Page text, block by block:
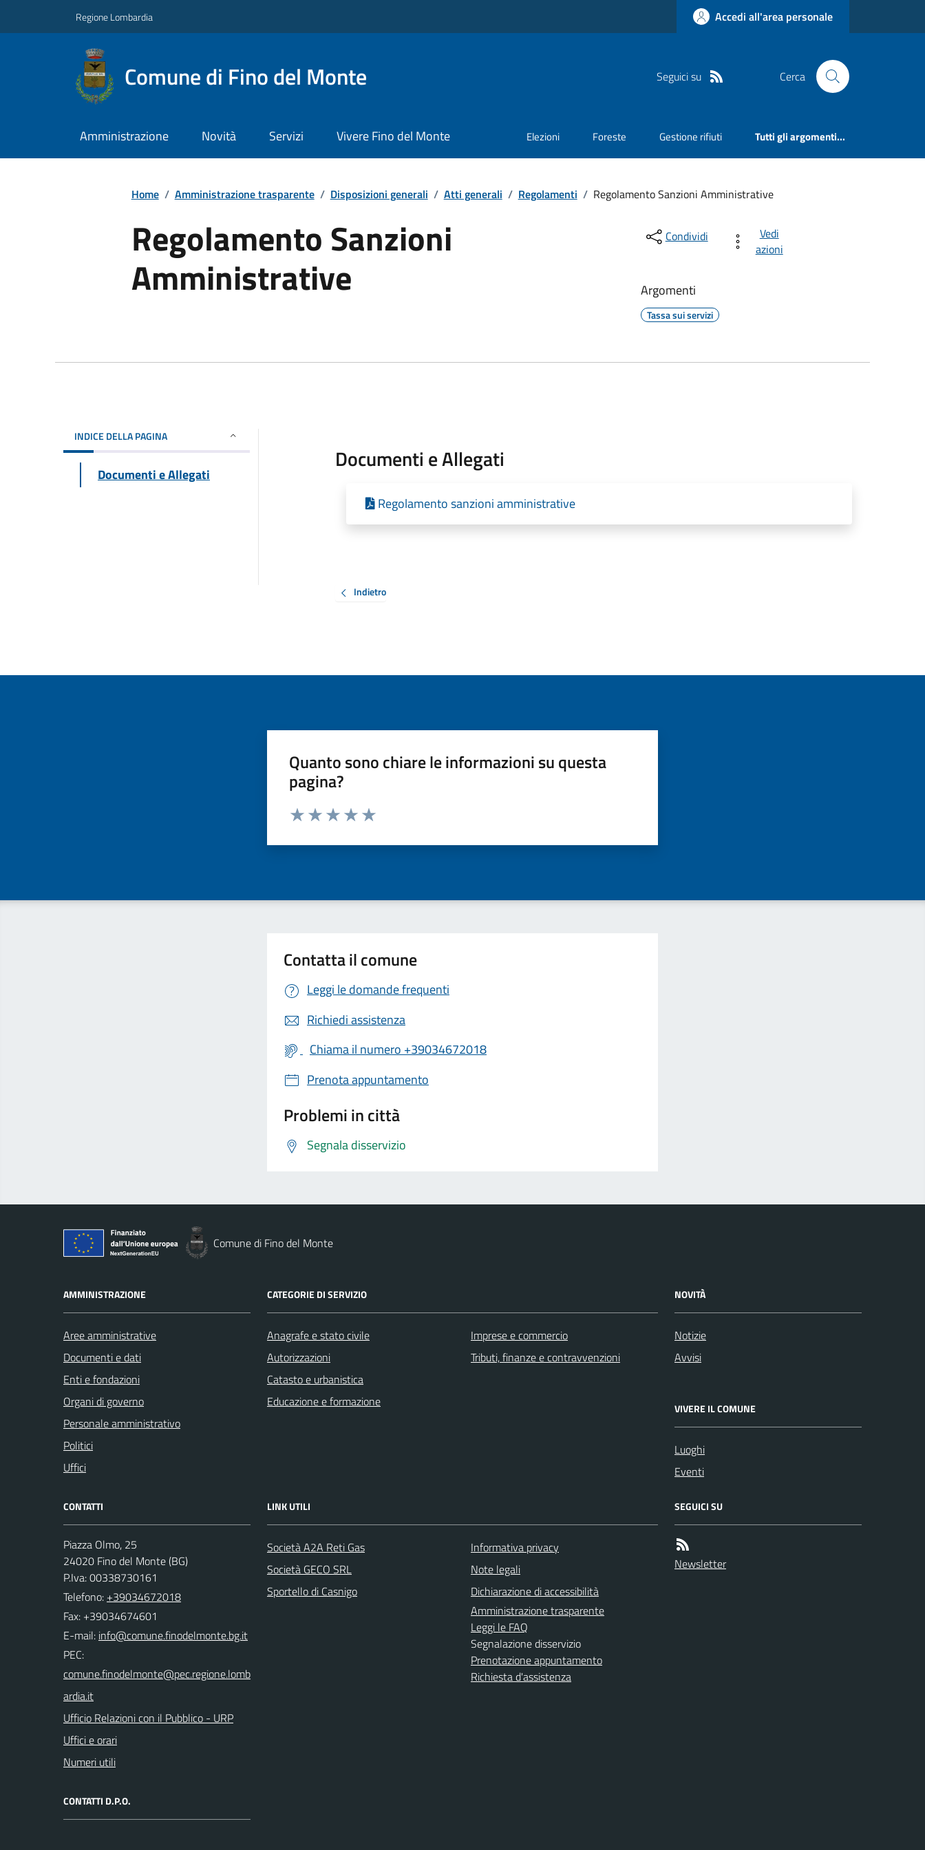
Regione Lombardia Accedi all'area personale
Comune di Fino del Monte Seguici su Cerca
Amministrazione Novità Servizi Vivere Fino del Monte Elezioni Foreste Gestione rifiuti Tutti gli argomenti...
Home / Amministrazione trasparente / Disposizioni generali / Atti generali / Regolamenti / Regolamento Sanzioni Amministrative
Regolamento Sanzioni
Amministrative
Condividi
Vedi
azioni
Argomenti
Tassa sui servizi
INDICE DELLA PAGINA
Documenti e Allegati
Documenti e Allegati
Regolamento sanzioni amministrative
Indietro
Quanto sono chiare le informazioni su questa
pagina?
Valuta da 1 a 5 stelle la pagina
Contatta il comune
Leggi le domande frequenti
Richiedi assistenza
Chiama il numero +39034672018
Prenota appuntamento
Problemi in città
Segnala disservizio
Comune di Fino del Monte
AMMINISTRAZIONE
Aree amministrative
Documenti e dati
Enti e fondazioni
Organi di governo
Personale amministrativo
Politici
Uffici
CATEGORIE DI SERVIZIO
Anagrafe e stato civile
Autorizzazioni
Catasto e urbanistica
Educazione e formazione
Imprese e commercio
Tributi, finanze e contravvenzioni
NOVITÀ
Notizie
Avvisi
VIVERE IL COMUNE
Luoghi
Eventi
CONTATTI
Piazza Olmo, 25
24020 Fino del Monte (BG)
P.Iva: 00338730161
Telefono: +39034672018
Fax: +39034674601
E-mail:
PEC:
Ufficio Relazioni con il Pubblico - URP
Uffici e orari
Numeri utili
CONTATTI D.P.O.
LINK UTILI
Società A2A Reti Gas
Società GECO SRL
Sportello di Casnigo
Informativa privacy
Note legali
Dichiarazione di accessibilità
Amministrazione trasparente
Leggi le FAQ
Segnalazione disservizio
Prenotazione appuntamento
Richiesta d'assistenza
SEGUICI SU
Newsletter